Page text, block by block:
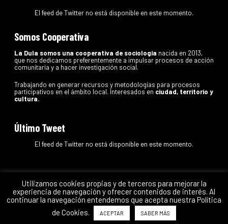
El feed de Twitter no está disponible en este momento.
Somos Cooperativa
La Dula somos una cooperativa de sociología nacida en 2013,
que nos dedicamos preferentemente a impulsar procesos de acción
comunitaria y a hacer investigación social.
Trabajando en generar recursos y metodologías para procesos
participativos en el ámbito local. Interesados en ciudad, territorio y
cultura.
Último Tweet
El feed de Twitter no está disponible en este momento.
La DulaCoop.
Utilizamos cookies propias y de terceros para mejorar la
experiencia de navegación y ofrecer contenidos de interés. Al
continuar la navegación entendemos que acepta nuestra Política
de Cookies.
ACEPTAR SABER MÁS